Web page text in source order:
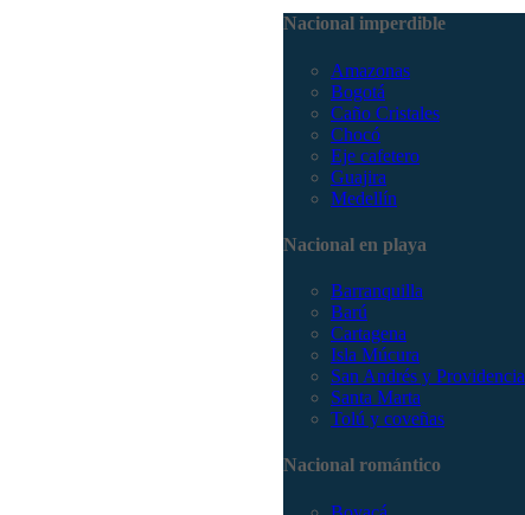
Nacional imperdible
Amazonas
Bogotá
Caño Cristales
Chocó
Eje cafetero
Guajira
Medellín
Nacional en playa
Barranquilla
Barú
Cartagena
Isla Múcura
San Andrés y Providencia
Santa Marta
Tolú y coveñas
Nacional romántico